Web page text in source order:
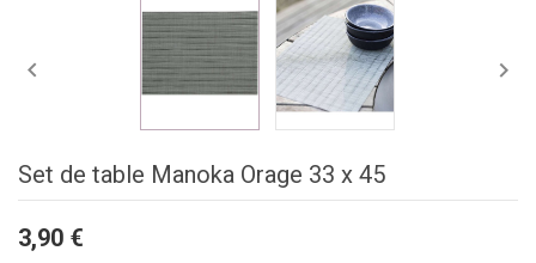
 
Set de table Manoka Orage 33 x 45
3,90 €